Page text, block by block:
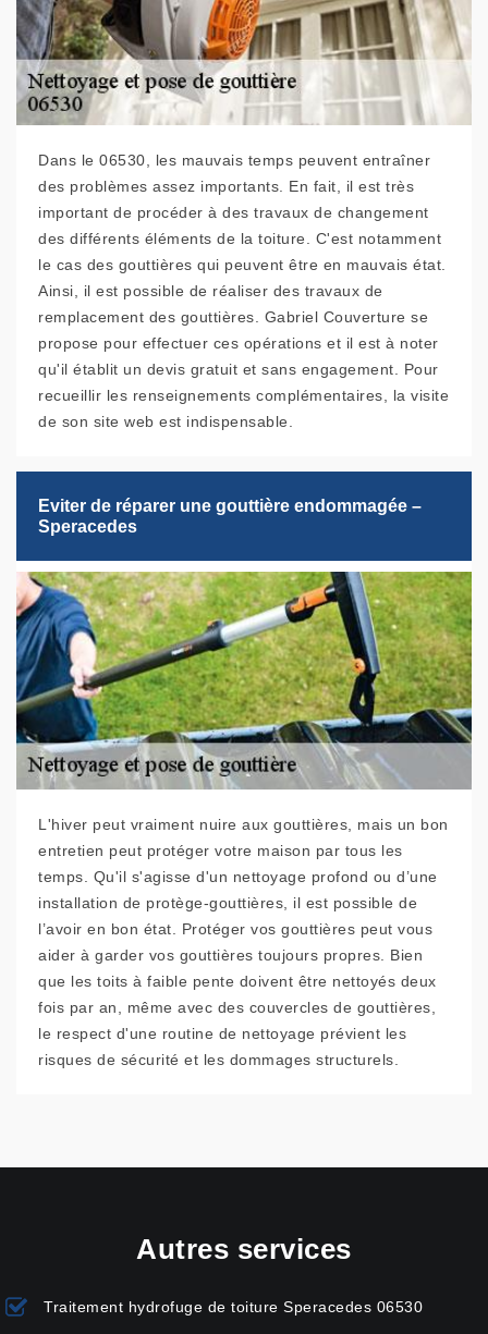
Dans le 06530, les mauvais temps peuvent entraîner
des problèmes assez importants. En fait, il est très
important de procéder à des travaux de changement
des différents éléments de la toiture. C'est notamment
le cas des gouttières qui peuvent être en mauvais état.
Ainsi, il est possible de réaliser des travaux de
remplacement des gouttières. Gabriel Couverture se
propose pour effectuer ces opérations et il est à noter
qu'il établit un devis gratuit et sans engagement. Pour
recueillir les renseignements complémentaires, la visite
de son site web est indispensable.
Eviter de réparer une gouttière endommagée –
Speracedes
L'hiver peut vraiment nuire aux gouttières, mais un bon
entretien peut protéger votre maison par tous les
temps. Qu'il s'agisse d'un nettoyage profond ou d’une
installation de protège-gouttières, il est possible de
l’avoir en bon état. Protéger vos gouttières peut vous
aider à garder vos gouttières toujours propres. Bien
que les toits à faible pente doivent être nettoyés deux
fois par an, même avec des couvercles de gouttières,
le respect d'une routine de nettoyage prévient les
risques de sécurité et les dommages structurels.
Autres services
Traitement hydrofuge de toiture Speracedes 06530